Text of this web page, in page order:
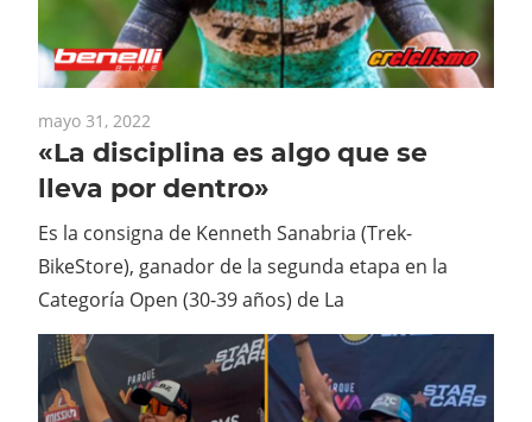
mayo 31, 2022
«La disciplina es algo que se
lleva por dentro»
Es la consigna de Kenneth Sanabria (Trek-
BikeStore), ganador de la segunda etapa en la
Categoría Open (30-39 años) de La